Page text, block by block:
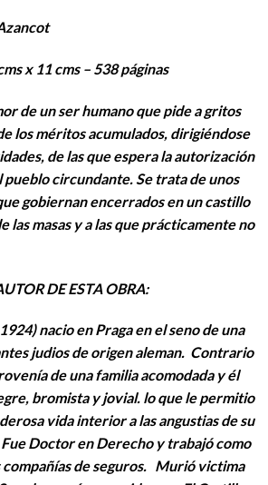
x 11 cms – 538 páginas
de un ser humano que pide a gritos
los méritos acumulados, dirigiéndose
de las que espera la autorización
pueblo circundante. Se trata de unos
gobiernan encerrados en un castillo
las masas y a las que prácticamente no
DE ESTA OBRA:
nacio en Praga en el seno de una
judios de origen aleman. Contrario
de una familia acomodada y él
bromista y jovial. lo que le permitio
vida interior a las angustias de su
Doctor en Derecho y trabajó como
compañías de seguros. Murió victima